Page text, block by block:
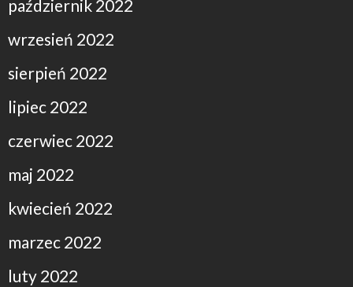
październik 2022
wrzesień 2022
sierpień 2022
lipiec 2022
czerwiec 2022
maj 2022
kwiecień 2022
marzec 2022
luty 2022